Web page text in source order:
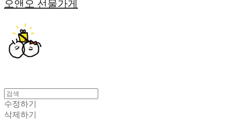
오앤오 선물가게
수정하기
삭제하기